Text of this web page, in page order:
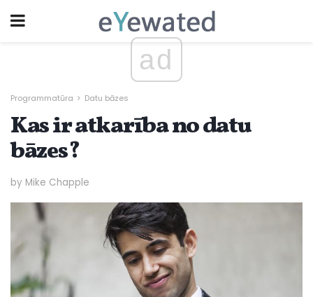
ad
Programmatūra Datu bāzes
Kas ir atkarība no datu
bāzes?
by Mike Chapple